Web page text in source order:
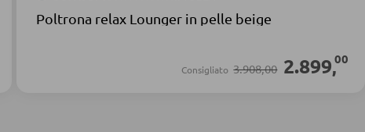
Poltrona relax Lounger in pelle beige
Consigliato 3.908,00 2.899,00